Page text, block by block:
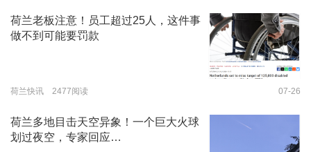
荷兰老板注意！员工超过25人，这件事
做不到可能要罚款
荷兰快讯 2477阅读 07-26
荷兰多地目击天空异象！一个巨大火球
划过夜空，专家回应…